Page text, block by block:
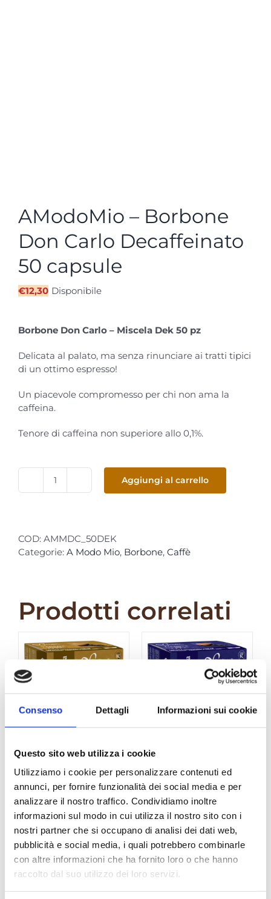
Consenso Dettagli Informazioni sui cookie
Questo sito web utilizza i cookie
Utilizziamo i cookie per personalizzare contenuti ed
annunci, per fornire funzionalità dei social media e per
analizzare il nostro traffico. Condividiamo inoltre
informazioni sul modo in cui utilizza il nostro sito con i
nostri partner che si occupano di analisi dei dati web,
pubblicità e social media, i quali potrebbero combinarle
con altre informazioni che ha fornito loro o che hanno
raccolto dal suo utilizzo dei loro servizi.
AModoMio – Borbone
Don Carlo Decaffeinato
50 capsule
€12,30 Disponibile
Borbone Don Carlo – Miscela Dek 50 pz
Delicata al palato, ma senza rinunciare ai tratti tipici
di un ottimo espresso!
Un piacevole compromesso per chi non ama la
caffeina.
Tenore di caffeina non superiore allo 0,1%.
AModoMio
Carlo
Decaffeinato
Aggiungi al carrello
COD: AMMDC_50DEK
Categorie: A Modo Mio, Borbone, Caffè
Prodotti correlati
ItalianCoffee
Venezia Arabica
16 capsule
€3,00
ItalianCoffee
Genova Dek 16
capsule
€3,00